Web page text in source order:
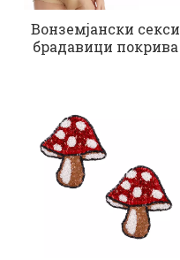
Вонземјански секси
брадавици покрива